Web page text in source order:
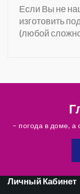
Если Вы не
изготовить
(любой
– погода в доме, а
Личный Кабинет